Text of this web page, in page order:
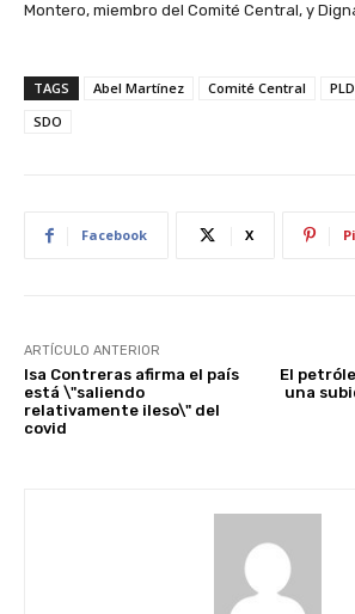
Montero, miembro del Comité Central, y
TAGS Abel Martínez Comité Central PLD
SDO
Facebook X
ARTÍCULO ANTERIOR
Isa Contreras afirma el país
está \"saliendo
relativamente ileso\" del
covid
El
una